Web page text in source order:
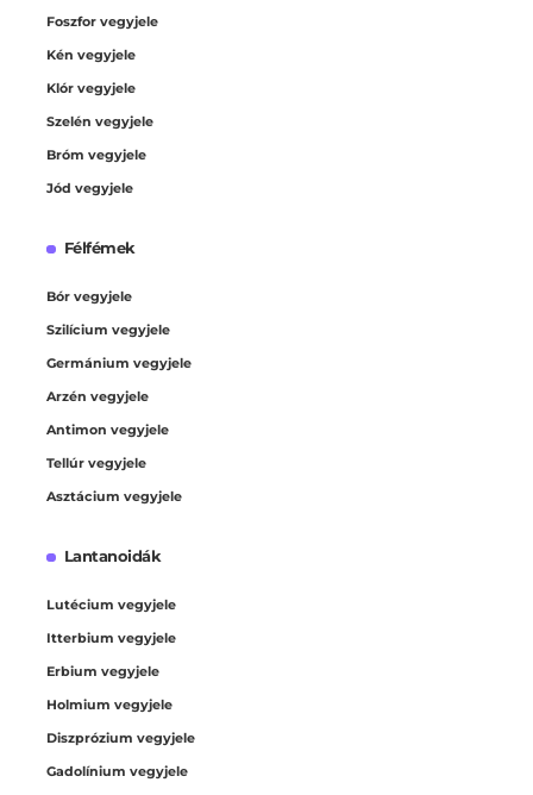
Foszfor vegyjele
Kén vegyjele
Klór vegyjele
Szelén vegyjele
Bróm vegyjele
Jód vegyjele
Félfémek
Bór vegyjele
Szilícium vegyjele
Germánium vegyjele
Arzén vegyjele
Antimon vegyjele
Tellúr vegyjele
Asztácium vegyjele
Lantanoidák
Lutécium vegyjele
Itterbium vegyjele
Erbium vegyjele
Holmium vegyjele
Diszprózium vegyjele
Gadolínium vegyjele